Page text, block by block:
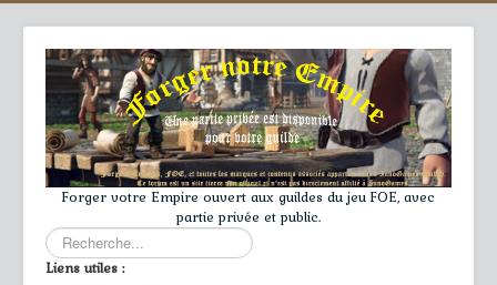
Forger votre Empire ouvert aux guildes du jeu FOE, avec
partie privée et public.
Rechercher
Liens utiles :